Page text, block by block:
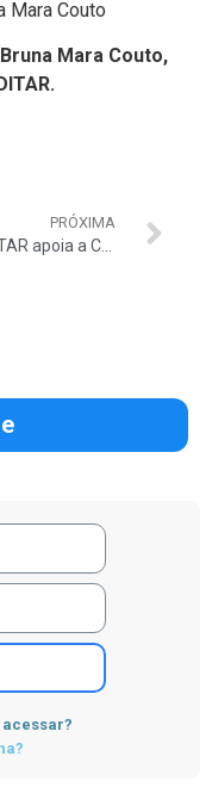
Mara Couto,
PRÓXIMA
AUDITAR apoia a Campanha Ficha Limpa do Movimento de Combate a Corrupção Eleitoral